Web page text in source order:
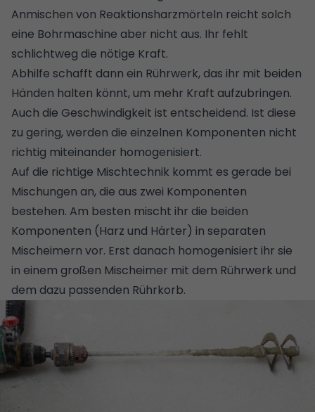
Anmischen von Reaktionsharzmörteln reicht solch
eine Bohrmaschine aber nicht aus. Ihr fehlt
schlichtweg die nötige Kraft.
Abhilfe schafft dann ein Rührwerk, das ihr mit beiden
Händen halten könnt, um mehr Kraft aufzubringen.
Auch die Geschwindigkeit ist entscheidend. Ist diese
zu gering, werden die einzelnen Komponenten nicht
richtig miteinander homogenisiert.
Auf die richtige Mischtechnik kommt es gerade bei
Mischungen an, die aus zwei Komponenten
bestehen. Am besten mischt ihr die beiden
Komponenten (Harz und Härter) in separaten
Mischeimern vor. Erst danach homogenisiert ihr sie
in einem großen Mischeimer mit dem Rührwerk und
dem dazu passenden Rührkorb.